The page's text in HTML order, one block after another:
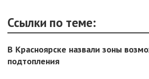
Ссылки по теме:
В Красноярске назвали зоны
подтопления